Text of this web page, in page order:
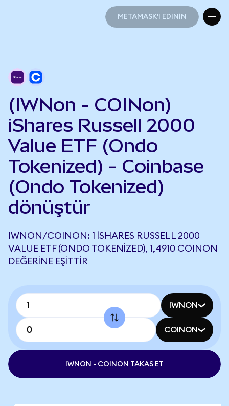
METAMASK'I EDİNİN
(IWNon - COINon)
iShares Russell 2000
Value ETF (Ondo
Tokenized) - Coinbase
(Ondo Tokenized)
dönüştür
IWNON/COINON: 1 ISHARES RUSSELL 2000
VALUE ETF (ONDO TOKENIZED), 1,4910 COINON
DEĞERINE EŞITTIR
IWNON
COINON
IWNON - COINON TAKAS ET